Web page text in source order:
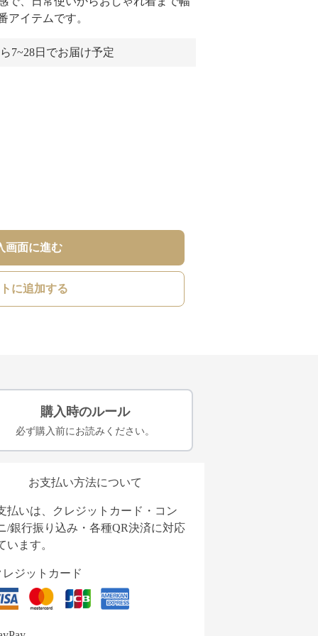
アイテムです。
7~28日でお届け予定
画面に進む
に追加する
購入時のルール
必ず購入前にお読みください。
お支払い方法について
払いは、クレジットカード・コン
/銀行振り込み・各種QR決済に対応
います。
レジットカード